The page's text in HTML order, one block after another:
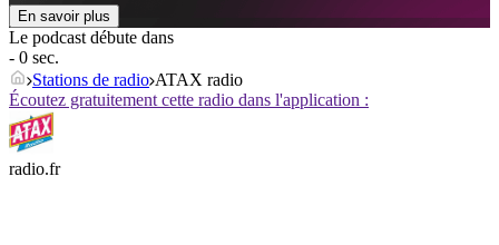
En savoir plus
Le podcast débute dans
- 0 sec.
Stations de radio ATAX radio
Écoutez gratuitement cette radio dans l'application :
radio.fr